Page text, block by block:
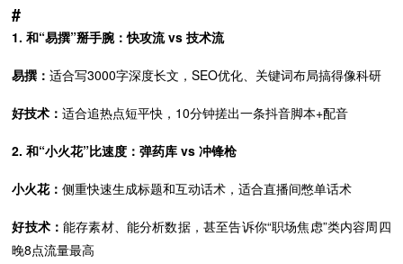
1. 和“易撰”掰手腕：快攻流 vs 技术流
易撰：适合写3000字深度长文，SEO优化、关键词布局搞得像科研
好技术：适合追热点短平快，10分钟搓出一条抖音脚本+配音
2. 和“小火花”比速度：弹药库 vs 冲锋枪
小火花：侧重快速生成标题和互动话术，适合直播间憋单话术
好技术：能存素材、能分析数据，甚至告诉你“职场焦虑”类内容周四
晚8点流量最高